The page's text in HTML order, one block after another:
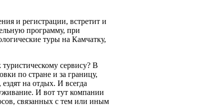
и регистрации, встретит и
программу, при
туры на Камчатку,
сервису? В
по стране и за границу,
на отдых. И всегда
И вот тут компании
связанных с тем или иным